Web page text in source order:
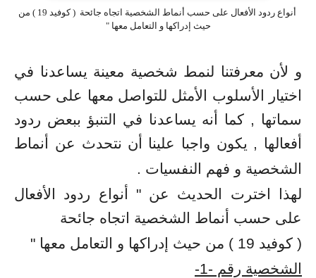
أنواع ردود الأفعال على حسب أنماط الشخصية اتجاه جائحة ( كوفيد 19 ) من
حيث إدراكها و التعامل معها "
و لأن معرفتنا لنمط شخصية معينة يساعدنا في
اختيار الأسلوب الأمثل للتواصل معها على حسب
سماتها , كما أنه يساعدنا في التنبؤ ببعض ردود
أفعالها , يكون واجبا علينا
أن نتحدث عن أنماط
الشخصية و فهم النفسيات .
لهذا اخترت الحديث عن " أنواع ردود الأفعال
على حسب أنماط الشخصية اتجاه جائحة
( كوفيد 19 ) من حيث إدراكها و التعامل معها "
الشخصية رقم -1-